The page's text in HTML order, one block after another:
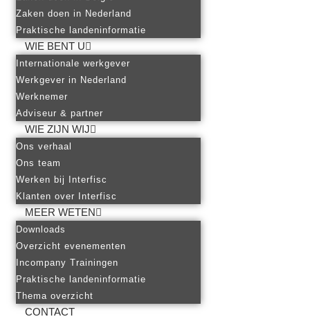
Zaken doen in Nederland
Praktische landeninformatie
WIE BENT U
Internationale werkgever
Werkgever in Nederland
Werknemer
Adviseur & partner
WIE ZIJN WIJ
Ons verhaal
Ons team
Werken bij Interfisc
Klanten over Interfisc
MEER WETEN
Downloads
Overzicht evenementen
Incompany Trainingen
Praktische landeninformatie
Thema overzicht
CONTACT